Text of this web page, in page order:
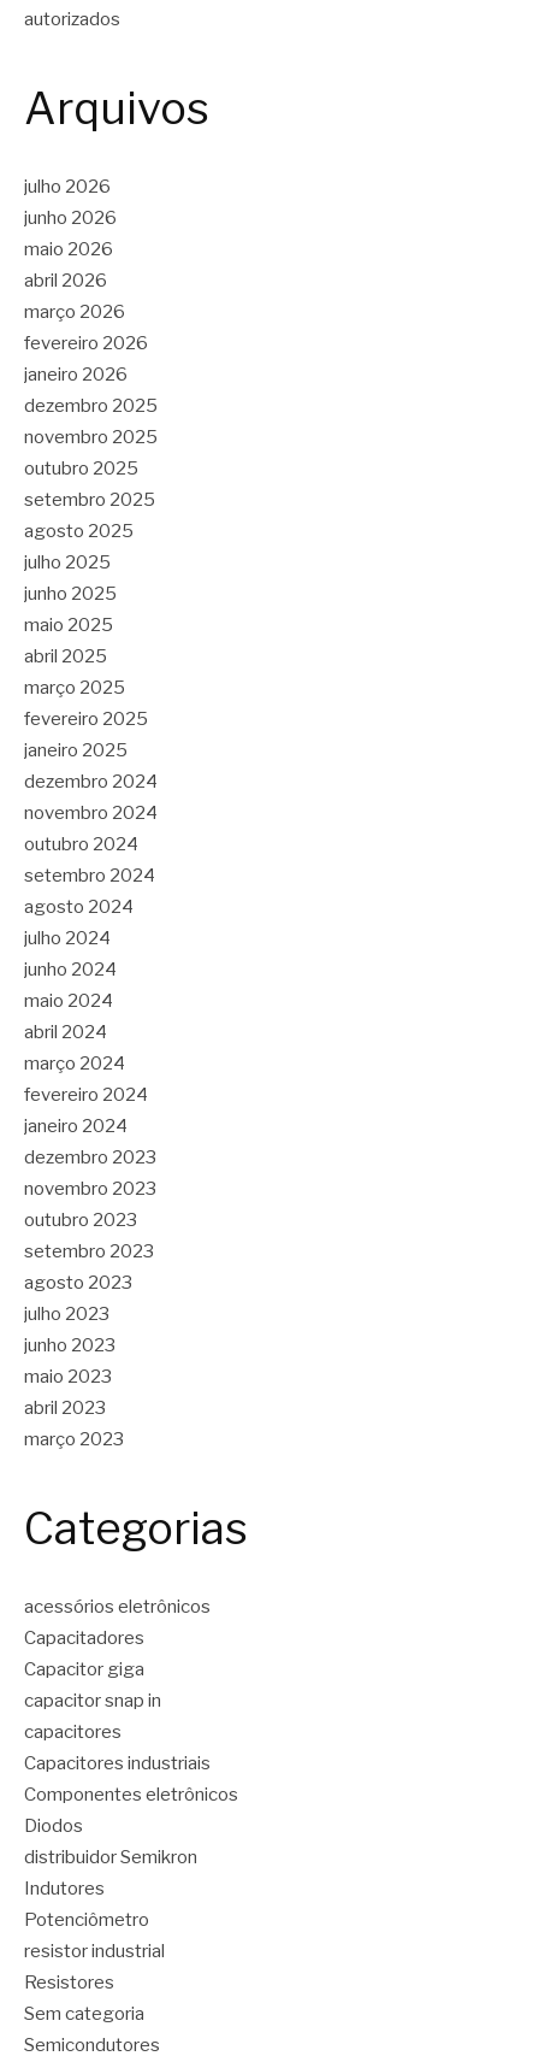
autorizados
Arquivos
julho 2026
junho 2026
maio 2026
abril 2026
março 2026
fevereiro 2026
janeiro 2026
dezembro 2025
novembro 2025
outubro 2025
setembro 2025
agosto 2025
julho 2025
junho 2025
maio 2025
abril 2025
março 2025
fevereiro 2025
janeiro 2025
dezembro 2024
novembro 2024
outubro 2024
setembro 2024
agosto 2024
julho 2024
junho 2024
maio 2024
abril 2024
março 2024
fevereiro 2024
janeiro 2024
dezembro 2023
novembro 2023
outubro 2023
setembro 2023
agosto 2023
julho 2023
junho 2023
maio 2023
abril 2023
março 2023
Categorias
acessórios eletrônicos
Capacitadores
Capacitor giga
capacitor snap in
capacitores
Capacitores industriais
Componentes eletrônicos
Diodos
distribuidor Semikron
Indutores
Potenciômetro
resistor industrial
Resistores
Sem categoria
Semicondutores